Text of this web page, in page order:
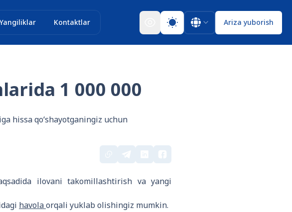
Yangiliklar Kontaktlar Ariza yuborish
1 000 000
hissa qo‘shayotganingiz uchun
ilovani takomillashtirish va yangi
havolaorqali yuklab olishingiz mumkin.